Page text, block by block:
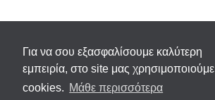
Για να σου εξασφαλίσουμε καλύτερη
εμπειρία, στο site μας χρησιμοποιούμε
cookies. Μάθε περισσότερα